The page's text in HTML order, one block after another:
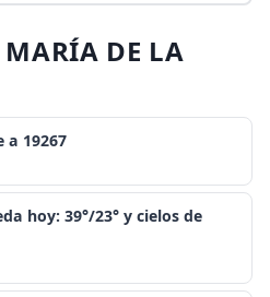
MARÍA DE LA
a 19267
hoy: 39°/23° y cielos de